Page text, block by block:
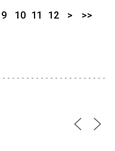
9 10 11 12 > >>